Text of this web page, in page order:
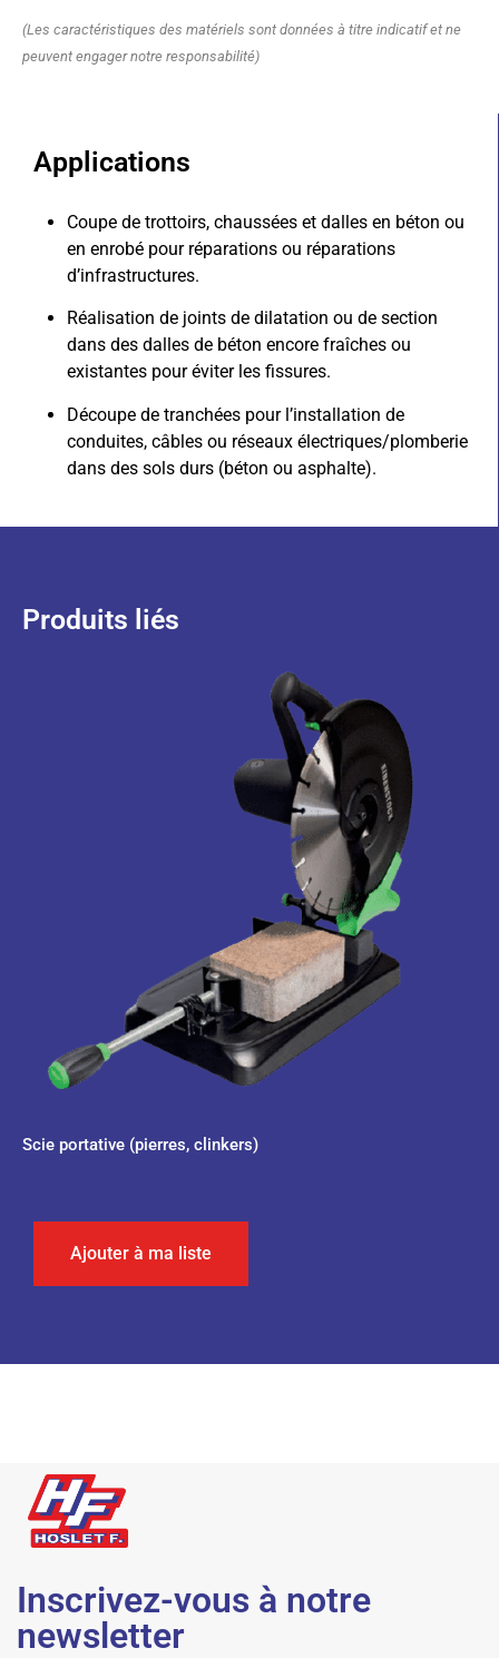
Applications
Coupe de trottoirs, chaussées et dalles en béton ou
en enrobé pour réparations ou réparations
d’infrastructures.
Réalisation de joints de dilatation ou de section
dans des dalles de béton encore fraîches ou
existantes pour éviter les fissures.
Découpe de tranchées pour l’installation de
conduites, câbles ou réseaux électriques/plomberie
dans des sols durs (béton ou asphalte).
(Les caractéristiques des matériels sont données à titre indicatif et ne
peuvent engager notre responsabilité)
Produits liés
Scie portative (pierres, clinkers)
Ajouter à ma liste
Inscrivez-vous à notre
newsletter